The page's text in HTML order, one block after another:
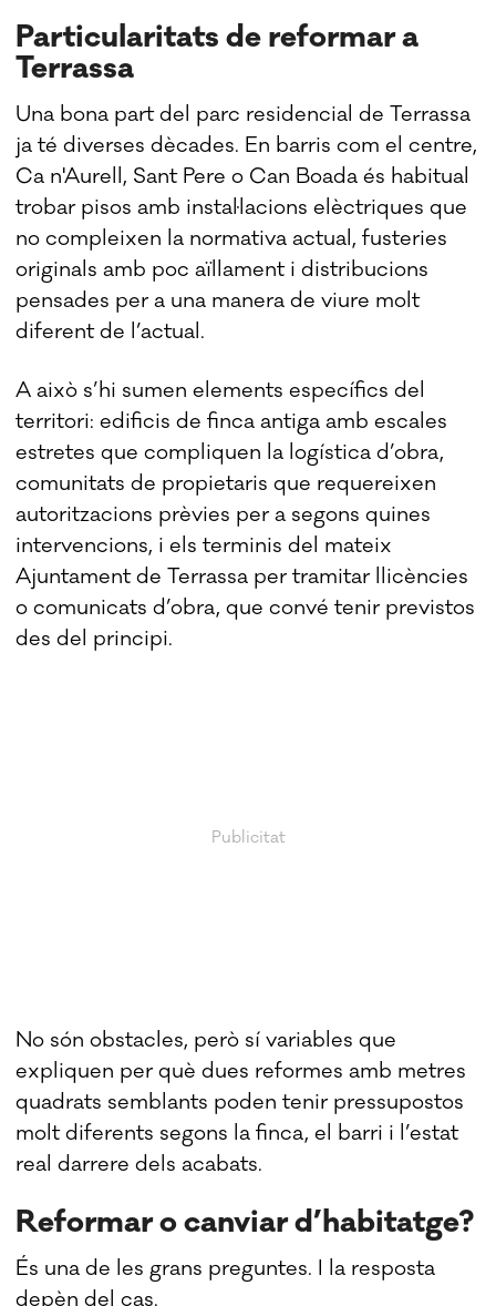
Particularitats de reformar a
Terrassa
Una bona part del parc residencial de Terrassa
ja té diverses dècades. En barris com el centre,
Ca n'Aurell, Sant Pere o Can Boada és habitual
trobar pisos amb instal·lacions elèctriques que
no compleixen la normativa actual, fusteries
originals amb poc aïllament i distribucions
pensades per a una manera de viure molt
diferent de l’actual.
A això s’hi sumen elements específics del
territori: edificis de finca antiga amb escales
estretes que compliquen la logística d’obra,
comunitats de propietaris que requereixen
autoritzacions prèvies per a segons quines
intervencions, i els terminis del mateix
Ajuntament de Terrassa per tramitar llicències
o comunicats d’obra, que convé tenir previstos
des del principi.
No són obstacles, però sí variables que
expliquen per què dues reformes amb metres
quadrats semblants poden tenir pressupostos
molt diferents segons la finca, el barri i l’estat
real darrere dels acabats.
Reformar o canviar d’habitatge?
És una de les grans preguntes. I la resposta
depèn del cas.